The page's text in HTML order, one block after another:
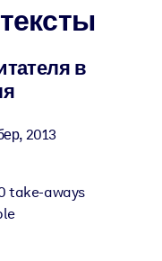
your LMS/LXP for
в
, 2013
take-aways